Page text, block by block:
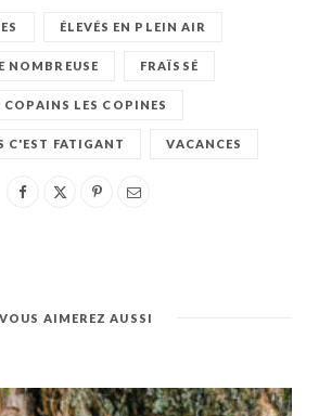
ÉLEVÉS EN PLEIN AIR
NOMBREUSE FRAÏSSÉ
COPAINS LES COPINES
C'EST FATIGANT VACANCES
VOUS AIMEREZ AUSSI